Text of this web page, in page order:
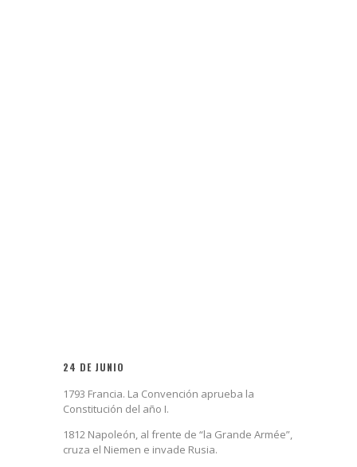
24 DE JUNIO
1793 Francia. La Convención aprueba la
Constitución del año I.
1812 Napoleón, al frente de “la Grande Armée”,
cruza el Niemen e invade Rusia.